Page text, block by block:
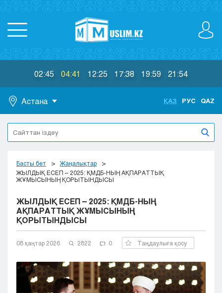
02:45 04:41 12:25 17:38 19:59 21:54
Астана
Астана
Алматы
Актобе
Атырау
Жезказган
Кокшетау
Костанай
Кызылорда
Павлодар
Семей
Талдыкорган
Тараз
ҚАЗ РУС QAZ
Басты бет
Жаңалықтар
ЖЫЛДЫҚ ЕСЕП – 2025: ҚМДБ-НЫҢ АҚПАРАТТЫҚ
ЖҰМЫСЫНЫҢ ҚОРЫТЫНДЫСЫ
ЖЫЛДЫҚ ЕСЕП – 2025: ҚМДБ-НЫҢ
АҚПАРАТТЫҚ ЖҰМЫСЫНЫҢ
ҚОРЫТЫНДЫСЫ
08 қаңтар 2026 2822 0 Таңдаулыға қосу